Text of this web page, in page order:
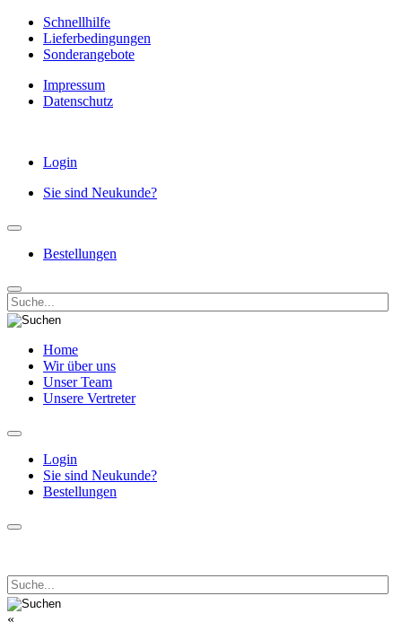
Schnellhilfe
Lieferbedingungen
Sonderangebote
Impressum
Datenschutz
Login
Sie sind Neukunde?
Bestellungen
Home
Wir über uns
Unser Team
Unsere Vertreter
Login
Sie sind Neukunde?
Bestellungen
«